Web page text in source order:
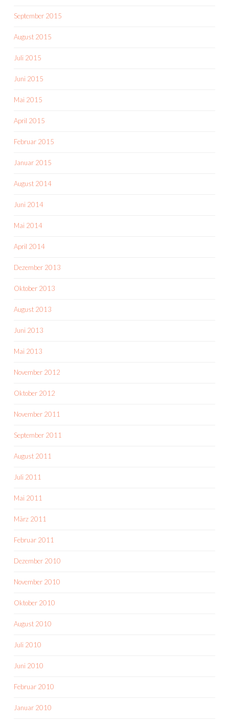
September 2015
August 2015
Juli 2015
Juni 2015
Mai 2015
April 2015
Februar 2015
Januar 2015
August 2014
Juni 2014
Mai 2014
April 2014
Dezember 2013
Oktober 2013
August 2013
Juni 2013
Mai 2013
November 2012
Oktober 2012
November 2011
September 2011
August 2011
Juli 2011
Mai 2011
März 2011
Februar 2011
Dezember 2010
November 2010
Oktober 2010
August 2010
Juli 2010
Juni 2010
Februar 2010
Januar 2010